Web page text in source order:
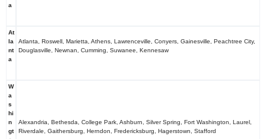
a
At
la
nt
a
Atlanta, Roswell, Marietta, Athens, Lawrenceville, Conyers, Gainesville, Peachtree City,
Douglasville, Newnan, Cumming, Suwanee, Kennesaw
W
a
s
hi
n
gt
Alexandria, Bethesda, College Park, Ashburn, Silver Spring, Fort Washington, Laurel,
Riverdale, Gaithersburg, Herndon, Fredericksburg, Hagerstown, Stafford